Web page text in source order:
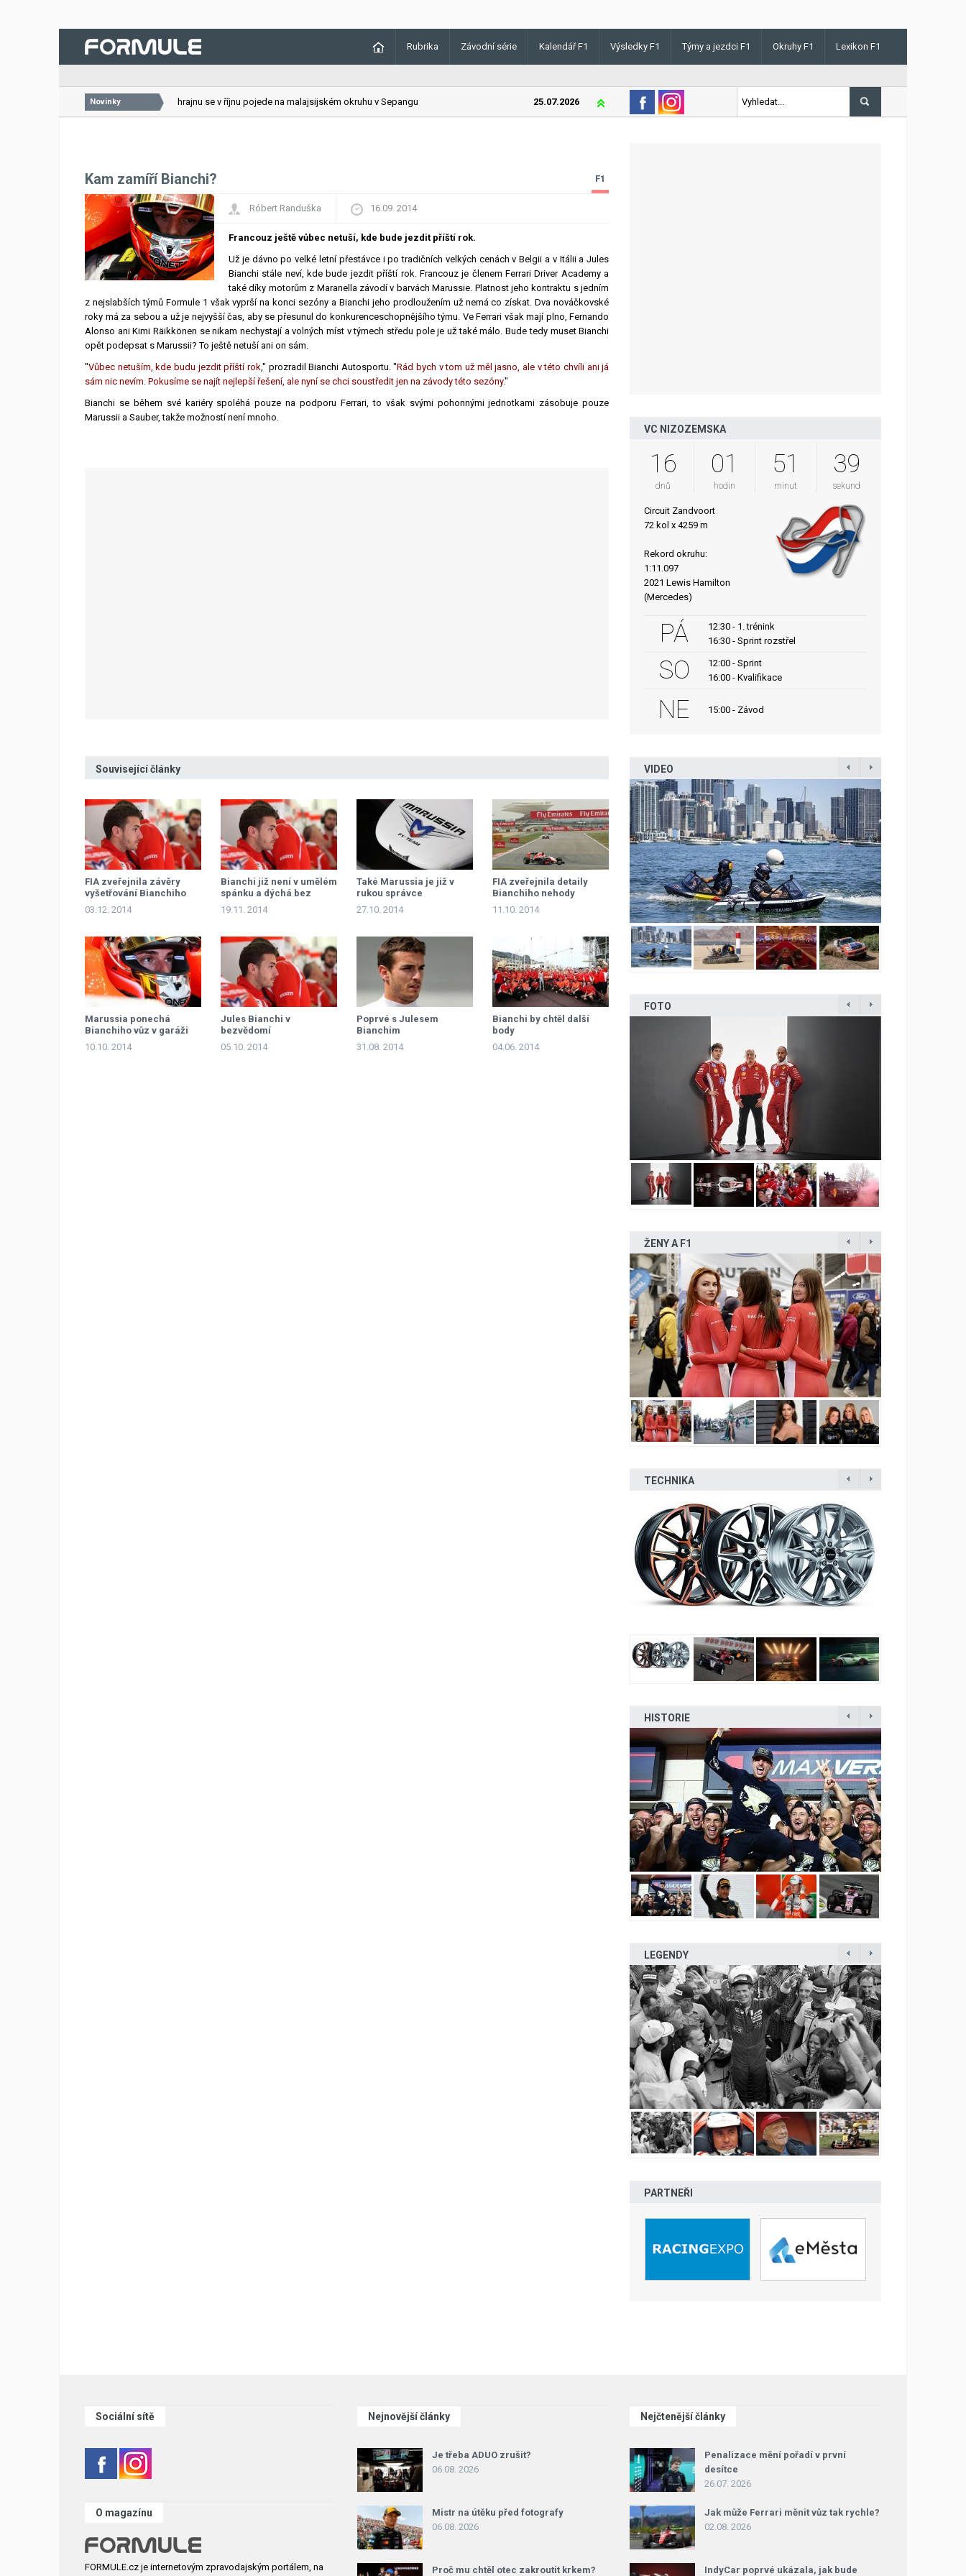
Rubrika Závodní série Kalendář F1 Výsledky F1 Týmy a jezdci F1 Okruhy F1 Lexikon F1
Novinky
26.07.2026 VC Bahrajnu se v říjnu pojede na malajsijském okruhu v Sepangu 25.07.2026 Lando Norris v Maďarsku letos poprvé vyhrál kvalifikaci
Kam zamíří Bianchi? F1
Róbert Randuška 16.09. 2014
Francouz ještě vůbec netuší, kde bude jezdit příští rok.
Už je dávno po velké letní přestávce i po tradičních velkých cenách v Belgii a v Itálii a Jules
Bianchi stále neví, kde bude jezdit příští rok. Francouz je členem Ferrari Driver Academy a
také díky motorům z Maranella závodí v barvách Marussie. Platnost jeho kontraktu s jedním
z nejslabších týmů Formule 1 však vyprší na konci sezóny a Bianchi jeho prodloužením už nemá co získat. Dva nováčkovské
roky má za sebou a už je nejvyšší čas, aby se přesunul do konkurenceschopnějšího týmu. Ve Ferrari však mají plno, Fernando
Alonso ani Kimi Räikkönen se nikam nechystají a volných míst v týmech středu pole je už také málo. Bude tedy muset Bianchi
opět podepsat s Marussii? To ještě netuší ani on sám.
"Vůbec netuším, kde budu jezdit příští rok," prozradil Bianchi Autosportu. "Rád bych v tom už měl jasno, ale v této chvíli ani já
sám nic nevím. Pokusíme se najít nejlepší řešení, ale nyní se chci soustředit jen na závody této sezóny."
Bianchi se během své kariéry spoléhá pouze na podporu Ferrari, to však svými pohonnými jednotkami zásobuje pouze
Marussii a Sauber, takže možností není mnoho.
Související články
FIA zveřejnila závěry
vyšetřování Bianchiho
nehody
03.12. 2014
Bianchi již není v umělém
spánku a dýchá bez
pomoci
19.11. 2014
Také Marussia je již v
rukou správce
27.10. 2014
FIA zveřejnila detaily
Bianchiho nehody
11.10. 2014
Marussia ponechá
Bianchiho vůz v garáži
10.10. 2014
Jules Bianchi v
bezvědomí
05.10. 2014
Poprvé s Julesem
Bianchim
31.08. 2014
Bianchi by chtěl další
body
04.06. 2014
VC NIZOZEMSKA
16
dnů
01
hodin
51
minut
38
sekund
Circuit Zandvoort
72 kol x 4259 m
Rekord okruhu:
1:11.097
2021 Lewis Hamilton
(Mercedes)
PÁ
12:30 - 1. trénink
16:30 - Sprint rozstřel
SO
12:00 - Sprint
16:00 - Kvalifikace
NE 15:00 - Závod
VIDEO
FOTO
ŽENY A F1
TECHNIKA
HISTORIE
LEGENDY
PARTNEŘI
Sociální sítě
O magazínu
FORMULE.cz je internetovým zpravodajským portálem, na
Nejnovější články
Je třeba ADUO zrušit?
06.08. 2026
Mistr na útěku před fotografy
06.08. 2026
Proč mu chtěl otec zakroutit krkem?
Nejčtenější články
Penalizace mění pořadí v první
desítce
26.07. 2026
Jak může Ferrari měnit vůz tak rychle?
02.08. 2026
IndyCar poprvé ukázala, jak bude